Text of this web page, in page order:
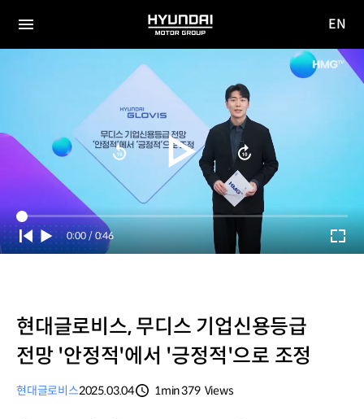
전체
HYUNDAI
MOTOR
GROUP
사이
EN
Current
Time
0:00 / Duration
0:46
현대글로비스, 무디스 기업신용등급
전망 '안정적'에서 '긍정적'으로 조정
현대글로비스2025.03.04
1min379 Views